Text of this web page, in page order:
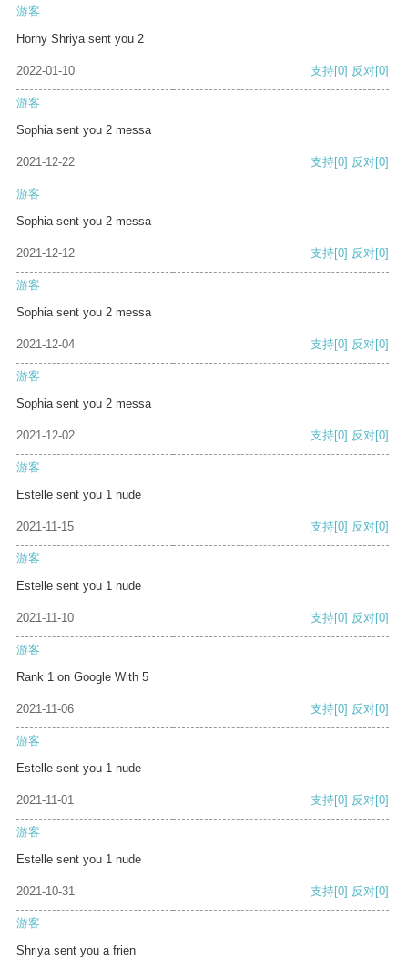
游客
Horny Shriya sent you 2
2022-01-10 支持[0] 反对[0]
游客
Sophia sent you 2 messa
2021-12-22 支持[0] 反对[0]
游客
Sophia sent you 2 messa
2021-12-12 支持[0] 反对[0]
游客
Sophia sent you 2 messa
2021-12-04 支持[0] 反对[0]
游客
Sophia sent you 2 messa
2021-12-02 支持[0] 反对[0]
游客
Estelle sent you 1 nude
2021-11-15 支持[0] 反对[0]
游客
Estelle sent you 1 nude
2021-11-10 支持[0] 反对[0]
游客
Rank 1 on Google With 5
2021-11-06 支持[0] 反对[0]
游客
Estelle sent you 1 nude
2021-11-01 支持[0] 反对[0]
游客
Estelle sent you 1 nude
2021-10-31 支持[0] 反对[0]
游客
Shriya sent you a frien